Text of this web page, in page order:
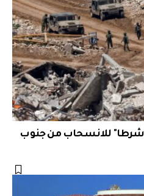
للانسحاب من جنوب